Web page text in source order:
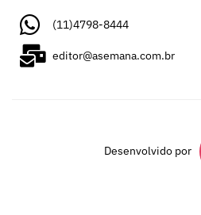
(11)4798-8444
editor@asemana.com.br
Desenvolvido por